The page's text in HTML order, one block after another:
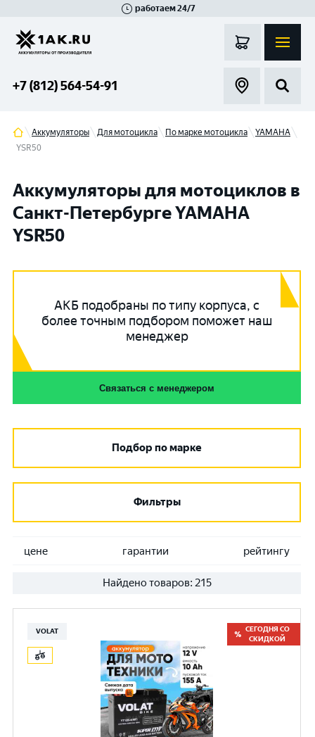
работаем 24/7
+7 (812) 564-54-91
Аккумуляторы Для мотоцикла По марке мотоцикла
YAMAHA
YSR50
Аккумуляторы для мотоциклов в
Санкт-Петербурге YAMAHA
YSR50
АКБ подобраны по типу корпуса, с
более точным подбором поможет наш
менеджер
Связаться с менеджером
Подбор по марке
Фильтры
цене гарантии рейтингу
Найдено товаров: 215
VOLAT
СЕГОДНЯ СО
СКИДКОЙ
Гатчина